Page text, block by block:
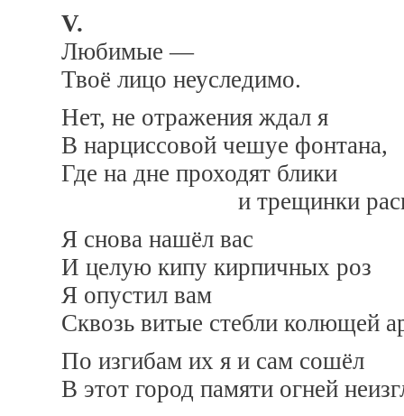
V.
Любимые —
Твоё лицо неуследимо.
Нет, не отражения ждал я
В нарциссовой чешуе фонтана,
Где на дне проходят блики
и трещинки
Я снова нашёл вас
И целую кипу кирпичных роз
Я опустил вам
Сквозь витые стебли колющей
По изгибам их я и сам сошёл
В этот город памяти огней